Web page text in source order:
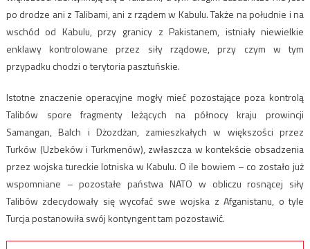
po drodze ani z Talibami, ani z rządem w Kabulu. Także na południe i na
wschód od Kabulu, przy granicy z Pakistanem, istniały niewielkie
enklawy kontrolowane przez siły rządowe, przy czym w tym
przypadku chodzi o terytoria pasztuńskie.
Istotne znaczenie operacyjne mogły mieć pozostające poza kontrolą
Talibów spore fragmenty leżących na północy kraju prowincji
Samangan, Balch i Dżozdżan, zamieszkałych w większości przez
Turków (Uzbeków i Turkmenów), zwłaszcza w kontekście obsadzenia
przez wojska tureckie lotniska w Kabulu. O ile bowiem – co zostało już
wspomniane – pozostałe państwa NATO w obliczu rosnącej siły
Talibów zdecydowały się wycofać swe wojska z Afganistanu, o tyle
Turcja postanowiła swój kontyngent tam pozostawić.